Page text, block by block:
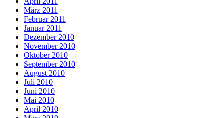
März 2011
Februar 2011
Januar 2011
Dezember 2010
November 2010
Oktober 2010
September 2010
August 2010
Juli 2010
Juni 2010
Mai 2010
April 2010